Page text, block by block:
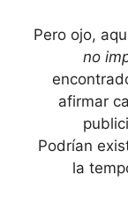
Pero ojo,
no
afirmar
Podrían
⁢la